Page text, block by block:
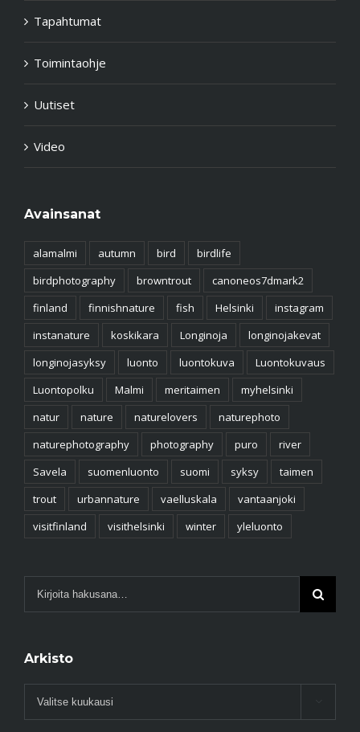
Tapahtumat
Toimintaohje
Uutiset
Video
Avainsanat
alamalmi autumn bird
birdlife
birdphotography
browntrout
canoneos7dmark2
finland
finnishnature fish Helsinki
instagram
instanature
koskikara Longinoja
longinojakevat
longinojasyksy
luonto luontokuva
Luontokuvaus
Luontopolku
Malmi meritaimen
myhelsinki
natur
nature naturelovers
naturephoto
naturephotography
photography puro
river
Savela
suomenluonto suomi syksy
taimen
trout
urbannature vaelluskala
vantaanjoki
visitfinland
visithelsinki winter yleluonto
Arkisto
Arkisto